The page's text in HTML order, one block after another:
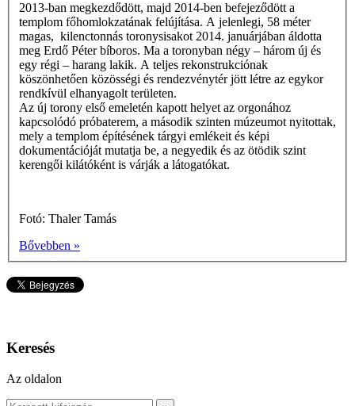
2013-ban megkezdődött, majd 2014-ben befejeződött a
templom főhomlokzatának felújítása. A jelenlegi, 58 méter
magas, kilenctonnás toronysisakot 2014. januárjában áldotta
meg Erdő Péter bíboros. Ma a toronyban négy – három új és
egy régi – harang lakik. A teljes rekonstrukciónak
köszönhetően közösségi és rendezvénytér jött létre az egykor
rendkívül elhanyagolt területen.
Az új torony első emeletén kapott helyet az orgonához
kapcsolódó próbaterem, a második szinten múzeumot nyitottak,
mely a templom építésének tárgyi emlékeit és képi
dokumentációját mutatja be, a negyedik és az ötödik szint
kerengői kilátóként is várják a látogatókat.
Fotó: Thaler Tamás
Bővebben »
Keresés
Az oldalon